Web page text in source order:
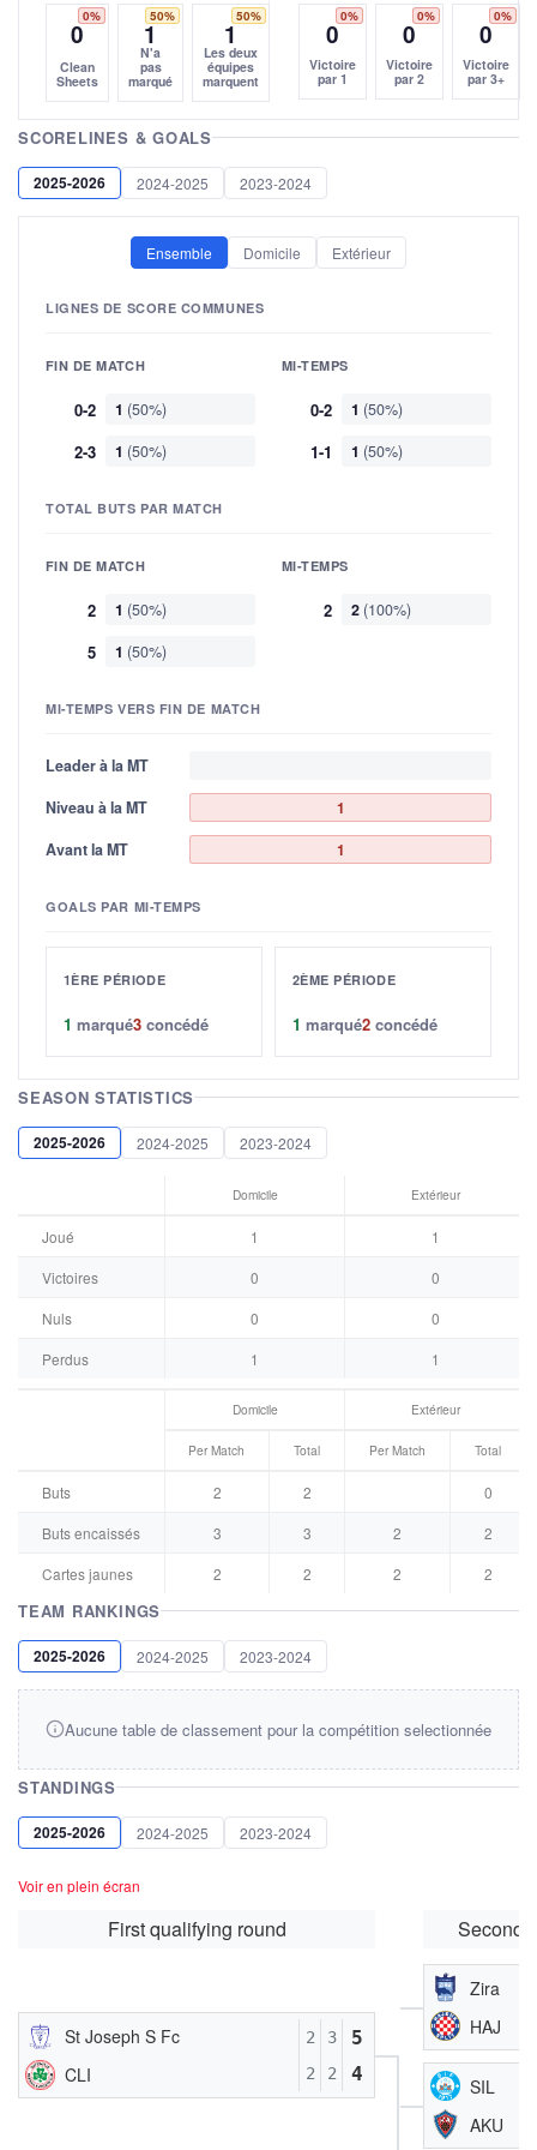
0%
0
Clean
Sheets
50%
1
N'a
pas
marqué
50%
1
Les deux
équipes
marquent
0%
0
Victoire
par 1
0%
0
Victoire
par 2
0%
0
Victoire
par 3+
SCORELINES & GOALS
2025-2026 2024-2025 2023-2024
Ensemble Domicile Extérieur
LIGNES DE SCORE COMMUNES
FIN DE MATCH
0-2 1 (50%)
2-3 1 (50%)
MI-TEMPS
0-2 1 (50%)
1-1 1 (50%)
TOTAL BUTS PAR MATCH
FIN DE MATCH
2 1 (50%)
5 1 (50%)
MI-TEMPS
2 2 (100%)
MI-TEMPS VERS FIN DE MATCH
Leader à la MT
Niveau à la MT
1
Avant la MT
1
GOALS PAR MI-TEMPS
1ÈRE PÉRIODE
1 marqué3 concédé
2ÈME PÉRIODE
1 marqué2 concédé
SEASON STATISTICS
2025-2026 2024-2025 2023-2024
Domicile Extérieur
Joué 1
1
Victoires
0
0
Nuls
0
0
Perdus
1 1
Domicile Extérieur
Per Match Total Per Match Total
Buts 2 2
0
Buts encaissés
3 3 2
2
Cartes jaunes
2 2 2 2
TEAM RANKINGS
2025-2026 2024-2025 2023-2024
Aucune table de classement pour la compétition selectionnée
STANDINGS
2025-2026 2024-2025 2023-2024
Voir en plein écran
First qualifying round
St Joseph S Fc
CLI
2
2
3
2
5
4
Second
Zira
HAJ
SIL
AKU